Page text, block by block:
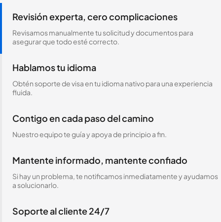
Revisión experta, cero complicaciones
Revisamos manualmente tu solicitud y documentos para
asegurar que todo esté correcto.
Hablamos tu idioma
Obtén soporte de visa en tu idioma nativo para una experiencia
fluida.
Contigo en cada paso del camino
Nuestro equipo te guía y apoya de principio a fin.
Mantente informado, mantente confiado
Si hay un problema, te notificamos inmediatamente y ayudamos
a solucionarlo.
Soporte al cliente 24/7